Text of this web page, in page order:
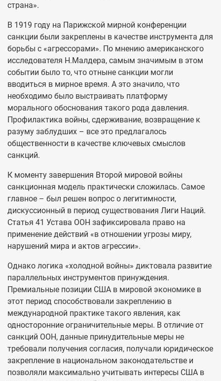
страна».
В 1919 году на Парижской мирной конференции
санкции были закреплены в качестве инструмента для
борьбы с «агрессорами». По мнению американского
исследователя Н.Малдера, самым значимым в этом
событии было то, что отныне санкции могли
вводиться в мирное время. А это значило, что
необходимо было выстраивать платформу
морального обоснования такого рода давления.
Профилактика войны, сдерживание, возвращение к
разуму заблудших – все это предлагалось
общественности в качестве ключевых смыслов
санкций.
К моменту завершения Второй мировой войны
санкционная модель практически сложилась. Самое
главное – был решен вопрос о легитимности,
дискуссионный в период существования Лиги Наций.
Статья 41 Устава ООН зафиксировала право на
применение действий «в отношении угрозы миру,
нарушений мира и актов агрессии».
Однако логика «холодной войны» диктовала развитие
параллельных инструментов принуждения.
Премиальные позиции США в мировой экономике в
этот период способствовали закреплению в
международной практике такого явления, как
односторонние ограничительные меры. В отличие от
санкций ООН, данные принудительные меры не
требовали получения согласия, получали юридическое
закрепление в национальном законодательстве и
позволяли максимально учитывать интересы США в